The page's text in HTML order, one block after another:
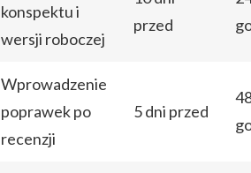
konspektu i
wersji roboczej
przed
Wprowadzenie
poprawek po
recenzji
5 dni przed